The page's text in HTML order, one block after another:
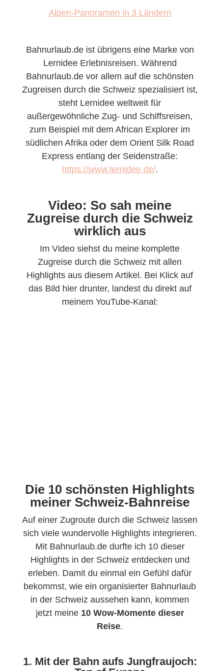
Alpen-Panoramen in 3 Ländern
Bahnurlaub.de ist übrigens eine Marke von
Lernidee Erlebnisreisen. Während
Bahnurlaub.de vor allem auf die schönsten
Zugreisen durch die Schweiz spezialisiert ist,
steht Lernidee weltweit für
außergewöhnliche Zug- und Schiffsreisen,
zum Beispiel mit dem African Explorer im
südlichen Afrika oder dem Orient Silk Road
Express entlang der Seidenstraße:
https://www.lernidee.de/.
Video: So sah meine
Zugreise durch die Schweiz
wirklich aus
Im Video siehst du meine komplette
Zugreise durch die Schweiz mit allen
Highlights aus diesem Artikel. Bei Klick auf
das Bild hier drunter, landest du direkt auf
meinem YouTube-Kanal:
Die 10 schönsten Highlights
meiner Schweiz-Bahnreise
Auf einer Zugroute durch die Schweiz lassen
sich viele wundervolle Highlights integrieren.
Mit Bahnurlaub.de durfte ich 10 dieser
Highlights in der Schweiz entdecken und
erleben. Damit du einmal ein Gefühl dafür
bekommst, wie ein organisierter Bahnurlaub
in der Schweiz aussehen kann, kommen
jetzt meine 10 Wow-Momente dieser
Reise.
1. Mit der Bahn aufs Jungfraujoch: